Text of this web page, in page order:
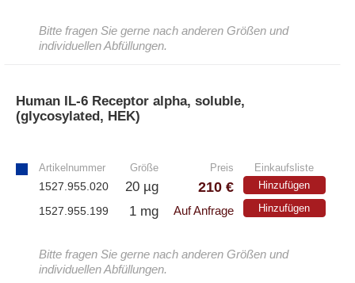
Bitte fragen Sie gerne nach anderen Größen und
individuellen Abfüllungen.
Human IL-6 Receptor alpha, soluble,
(glycosylated, HEK)
Artikelnummer Größe Preis Einkaufsliste
1527.955.020 20 µg 210 € Hinzufügen
1527.955.199 1 mg Auf Anfrage Hinzufügen
Bitte fragen Sie gerne nach anderen Größen und
individuellen Abfüllungen.